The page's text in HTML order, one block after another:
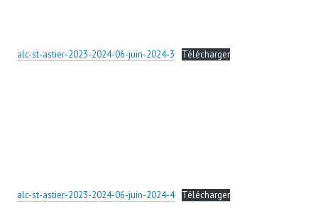
alc-st-astier-2023-2024-06-juin-2024-3 Télécharger
alc-st-astier-2023-2024-06-juin-2024-4 Télécharger